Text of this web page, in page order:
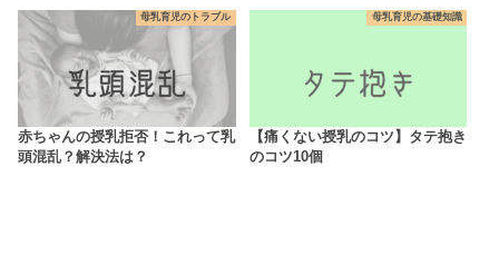
母乳育児のトラブル
赤ちゃんの授乳拒否！これって乳
頭混乱？解決法は？
母乳育児の基礎知識
【痛くない授乳のコツ】タテ抱き
のコツ10個